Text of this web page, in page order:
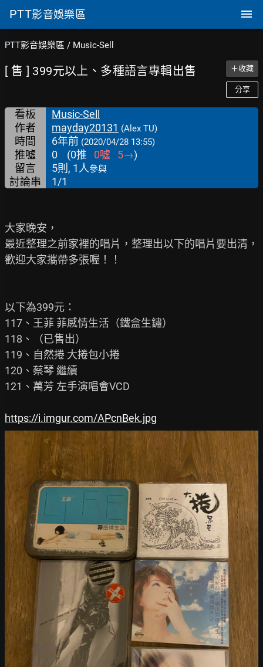
PTT影音娛樂區
PTT影音娛樂區 / Music-Sell
[ 售 ] 399元以上、多種語言專輯出售 ＋收藏
分享
看板
Music-Sell
作者
mayday20131 (Alex TU)
時間 6年前 (2020/04/28 13:55)
推噓 0 (0推 0噓 5→)
留言
5則, 1人參與
討論串 1/1
大家晚安，
最近整理之前家裡的唱片，整理出以下的唱片要出清，
歡迎大家攜帶多張喔！！
以下為399元：
117、王菲 菲感情生活（鐵盒生鏽）
118、（已售出）
119、自然捲 大捲包小捲
120、蔡琴 繼續
121、萬芳 左手演唱會VCD
https://i.imgur.com/APcnBek.jpg